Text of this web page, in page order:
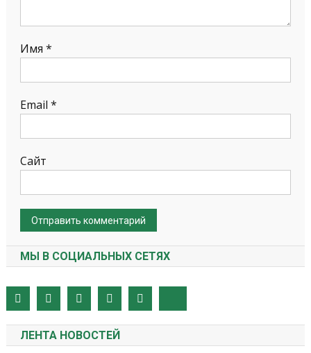
Имя *
Email *
Сайт
МЫ В СОЦИАЛЬНЫХ СЕТЯХ
ЛЕНТА НОВОСТЕЙ